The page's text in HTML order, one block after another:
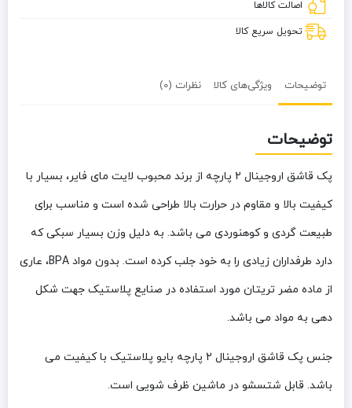
اصالت کالاها
تحویل سریع کالا
توضیحات ویژگی‌های کالا نظرات (0)
توضیحات
پک قاشق اروجینال 2 پارچه از برند محبوب لایت مای فایر، بسیار با
کیفیت بالا و مقاوم در حرارت بالا طراحی شده است و مناسب برای
طبیعت گردی و کوهنوردی می باشد. به دلیل وزن بسیار سبکی که
دارد طرفداران زیادی را به خود جلب کرده است. بدون مواد BPA، عاری
از ماده مضر تریتان مورد استفاده در صنایع پلاستیک جهت شکل
دهی به مواد می باشد.
جنس پک قاشق اروجینال 2 پارچه بایو پلاستیک با کیفیت می
باشد. قابل شتسشو در ماشین ظرف شویی است.